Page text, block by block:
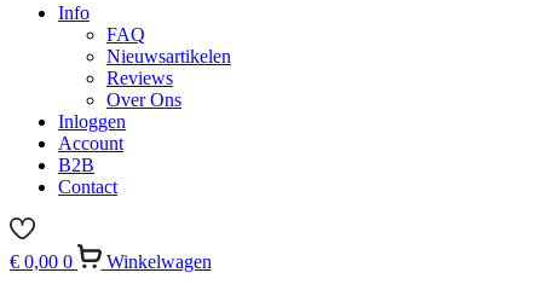
Info
FAQ
Nieuwsartikelen
Reviews
Over Ons
Inloggen
Account
B2B
Contact
€ 0,00 0
Winkelwagen